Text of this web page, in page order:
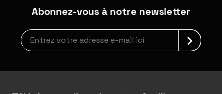
Abonnez-vous à notre newsletter
Inscription à la newsletter